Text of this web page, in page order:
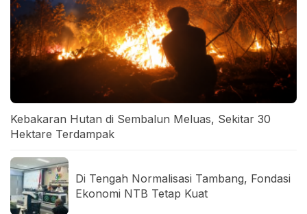
Kebakaran Hutan di Sembalun Meluas, Sekitar 30
Hektare Terdampak
Di Tengah Normalisasi Tambang, Fondasi
Ekonomi NTB Tetap Kuat